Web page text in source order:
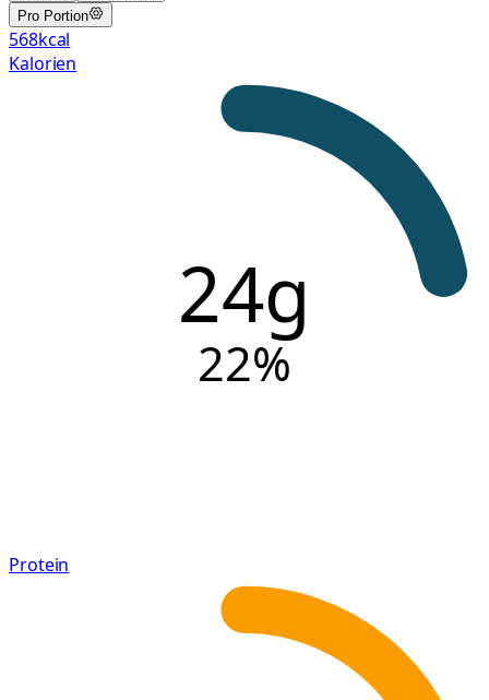
Pro Portion
568kcal
Kalorien
24g
22%
Protein